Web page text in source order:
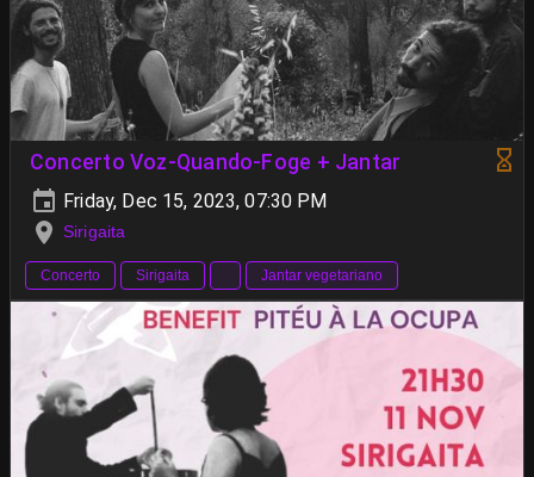
Concerto Voz-Quando-Foge + Jantar
Friday, Dec 15, 2023, 07:30 PM
Sirigaita
Concerto Sirigaita Jantar vegetariano